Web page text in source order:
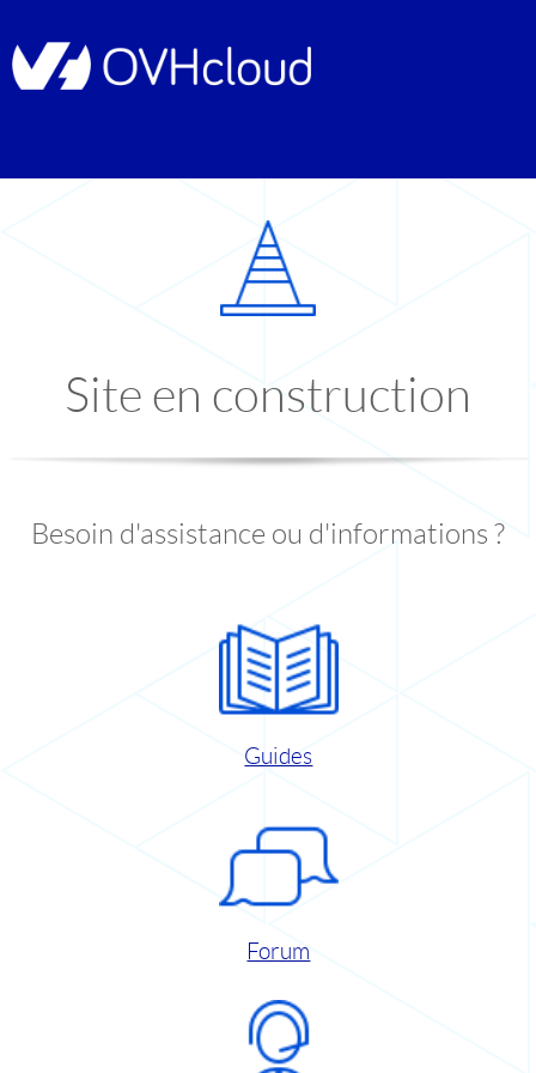
Site en construction
Besoin d'assistance ou d'informations ?
Guides
Forum